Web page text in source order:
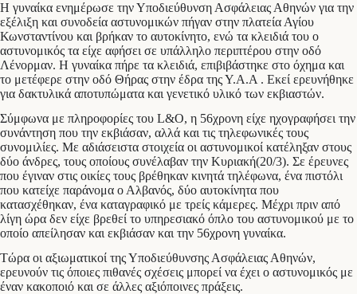
Η γυναίκα ενημέρωσε την Υποδιεύθυνση Ασφάλειας Αθηνών για την
εξέλιξη και συνοδεία αστυνομικών πήγαν στην πλατεία Αγίου
Κωνσταντίνου και βρήκαν το αυτοκίνητο, ενώ τα κλειδιά του ο
αστυνομικός τα είχε αφήσει σε υπάλληλο περιπτέρου στην οδό
Λένορμαν. Η γυναίκα πήρε τα κλειδιά, επιβιβάστηκε στο όχημα και
το μετέφερε στην οδό Θήρας στην έδρα της Υ.Α.Α . Εκεί ερευνήθηκε
για δακτυλικά αποτυπώματα και γενετικό υλικό των εκβιαστών.
Σύμφωνα με πληροφορίες του L&O, η 56χρονη είχε ηχογραφήσει την
συνάντηση που την εκβιάσαν, αλλά και τις τηλεφωνικές τους
συνομιλίες. Με αδιάσειστα στοιχεία οι αστυνομικοί κατέληξαν στους
δύο άνδρες, τους οποίους συνέλαβαν την Κυριακή(20/3). Σε έρευνες
που έγιναν στις οικίες τους βρέθηκαν κινητά τηλέφωνα, ένα πιστόλι
που κατείχε παράνομα ο Αλβανός, δύο αυτοκίνητα που
κατασχέθηκαν, ένα καταγραφικό με τρείς κάμερες. Μέχρι πριν από
λίγη ώρα δεν είχε βρεθεί το υπηρεσιακό όπλο του αστυνομικού με το
οποίο απείλησαν και εκβιάσαν και την 56χρονη γυναίκα.
Τώρα οι αξιωματικοί της Υποδιεύθυνσης Ασφάλειας Αθηνών,
ερευνούν τις όποιες πιθανές σχέσεις μπορεί να έχει ο αστυνομικός με
έναν κακοποιό και σε άλλες αξιόποινες πράξεις.